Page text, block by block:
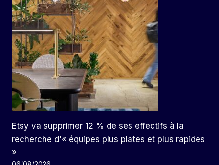
Etsy va supprimer 12 % de ses effectifs à la
recherche d'« équipes plus plates et plus rapides
»